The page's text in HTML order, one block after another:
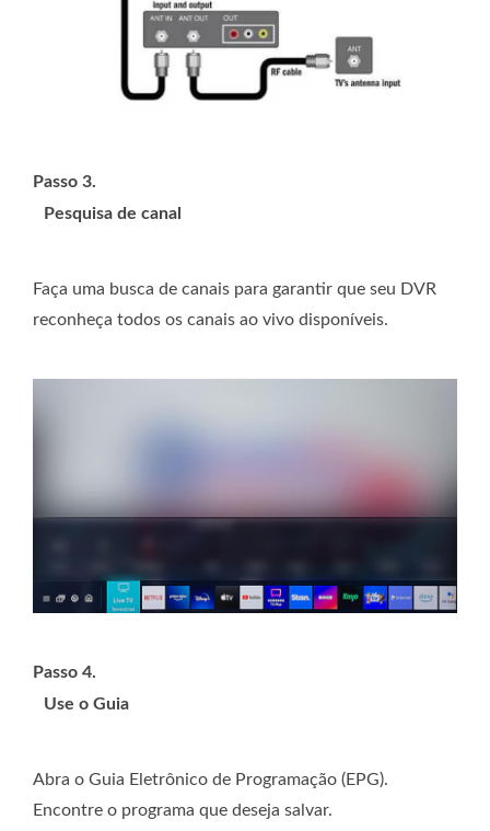
Passo 3.
Pesquisa de canal
Faça uma busca de canais para garantir que seu DVR
reconheça todos os canais ao vivo disponíveis.
Passo 4.
Use o Guia
Abra o Guia Eletrônico de Programação (EPG).
Encontre o programa que deseja salvar.